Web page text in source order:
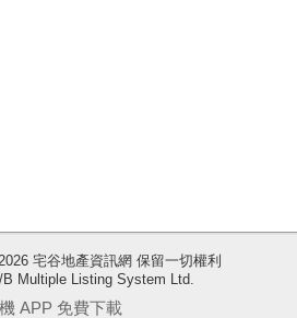
宅谷地產資訊網 保留一切權利
B Multiple Listing System Ltd.
APP 免費下載